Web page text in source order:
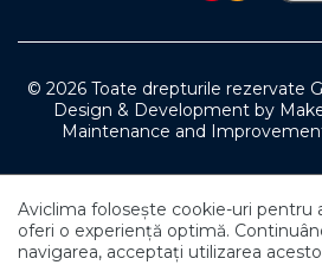
0
© 2026 Toate drepturile rezervate
Design & Development by
Maintenance and
Aviclima folosește cookie-uri pentru
oferi o experiență optimă.
navigarea, acceptați utilizarea